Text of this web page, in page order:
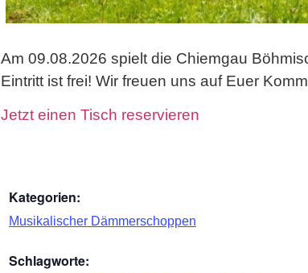
Am 09.08.2026 spielt die Chiemgau
Eintritt ist frei! Wir freuen uns auf Euer
Jetzt einen Tisch reservieren
Kategorien:
Musikalischer Dämmerschoppen
Schlagworte: